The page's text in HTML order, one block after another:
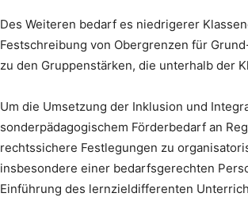
Des Weiteren bedarf es niedrigerer
Festschreibung von Obergrenzen für
zu den Gruppenstärken, die unterhalb der
Um die Umsetzung der Inklusion und
sonderpädagogischem Förderbedarf an
rechtssichere Festlegungen zu
insbesondere einer bedarfsgerechten
Einführung des lernzieldifferenten